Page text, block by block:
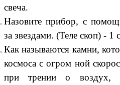
свеча.
Назовите прибор, с
за звездами. (Теле скоп) - 1
Как называются камни,
космоса с огром ной
при трении о воздух,